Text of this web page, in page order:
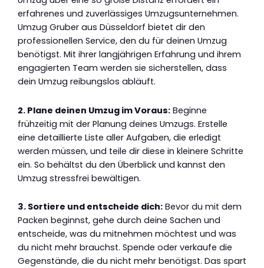
erfahrenes und zuverlässiges Umzugsunternehmen.
Umzug Gruber aus Düsseldorf bietet dir den
professionellen Service, den du für deinen Umzug
benötigst. Mit ihrer langjährigen Erfahrung und ihrem
engagierten Team werden sie sicherstellen, dass
dein Umzug reibungslos abläuft.
2. Plane deinen Umzug im Voraus: Beginne
frühzeitig mit der Planung deines Umzugs. Erstelle
eine detaillierte Liste aller Aufgaben, die erledigt
werden müssen, und teile dir diese in kleinere Schritte
ein. So behältst du den Überblick und kannst den
Umzug stressfrei bewältigen.
3. Sortiere und entscheide dich: Bevor du mit dem
Packen beginnst, gehe durch deine Sachen und
entscheide, was du mitnehmen möchtest und was
du nicht mehr brauchst. Spende oder verkaufe die
Gegenstände, die du nicht mehr benötigst. Das spart